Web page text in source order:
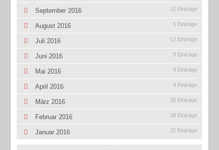
September 2016 12 Einträge
August 2016 5 Einträge
Juli 2016 12 Einträge
Juni 2016 8 Einträge
Mai 2016 4 Einträge
April 2016 9 Einträge
März 2016 26 Einträge
Februar 2016 28 Einträge
Januar 2016 22 Einträge